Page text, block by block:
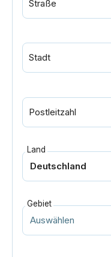
Straße
Stadt
Postleitzahl
Land
Gebiet